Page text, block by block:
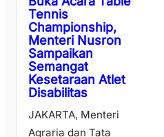
Tennis
Championship,
Menteri Nusron
Sampaikan
Semangat
Kesetaraan Atlet
Disabilitas
JAKARTA, Menteri
Agraria dan Tata